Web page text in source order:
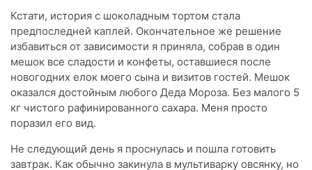
Кстати, история с шоколадным тортом стала
предпоследней каплей. Окончательное же решение
избавиться от зависимости я приняла, собрав в один
мешок все сладости и конфеты, оставшиеся после
новогодних елок моего сына и визитов гостей. Мешок
оказался достойным любого Деда Мороза. Без малого 5
кг чистого рафинированного сахара. Меня просто
поразил его вид.
Не следующий день я проснулась и пошла готовить
завтрак. Как обычно закинула в мультиварку овсянку, но